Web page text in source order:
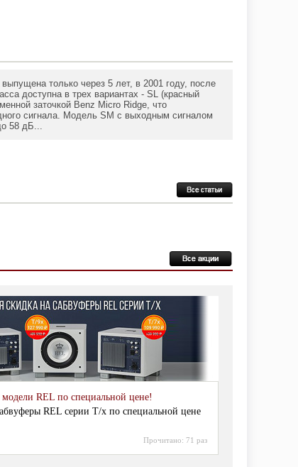
только через 5 лет, в 2001 году, после
доступна в трех вариантах - SL (красный
заточкой Benz Micro Ridge, что
сигнала. Модель SM с выходным сигналом
58 дБ...
REL по специальной цене!
REL серии T/x по специальной цене
Прочитано: 71 раз